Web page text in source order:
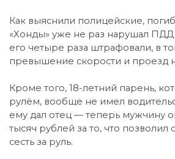
Как выяснили полицейские,
«Хонды» уже не раз нарушал ПДД
его четыре раза штрафовали, в
превышение скорости и проезд
Кроме того, 18-летний парень,
рулём, вообще не имел
ему дал отец — теперь мужчину
тысяч рублей за то, что позволил
сесть за руль.